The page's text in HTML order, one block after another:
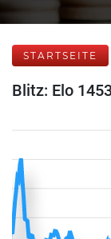
STARTSEITE
Blitz: Elo